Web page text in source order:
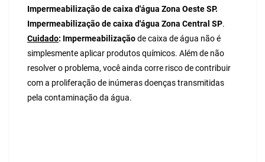
Impermeabilização de caixa d'água Zona Oeste SP.
Impermeabilização de caixa d'água Zona Central SP.
Cuidado: Impermeabilizaçãode caixa de água não é
simplesmente aplicar produtos químicos. Além de não
resolver o problema, você ainda corre risco de contribuir
com a proliferação de inúmeras doenças transmitidas
pela contaminação da água.